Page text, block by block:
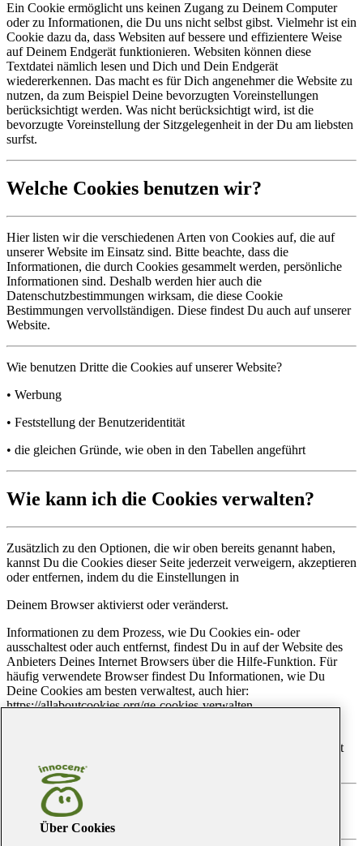
Ein Cookie ermöglicht uns keinen Zugang zu Deinem Computer
oder zu Informationen, die Du uns nicht selbst gibst. Vielmehr ist ein
Cookie dazu da, dass Websiten auf bessere und effizientere Weise
auf Deinem Endgerät funktionieren. Websiten können diese
Textdatei nämlich lesen und Dich und Dein Endgerät
wiedererkennen. Das macht es für Dich angenehmer die Website zu
nutzen, da zum Beispiel Deine bevorzugten Voreinstellungen
berücksichtigt werden. Was nicht berücksichtigt wird, ist die
bevorzugte Voreinstellung der Sitzgelegenheit in der Du am liebsten
surfst.
Welche Cookies benutzen wir?
Hier listen wir die verschiedenen Arten von Cookies auf, die auf
unserer Website im Einsatz sind. Bitte beachte, dass die
Informationen, die durch Cookies gesammelt werden, persönliche
Informationen sind. Deshalb werden hier auch die
Datenschutzbestimmungen wirksam, die diese Cookie
Bestimmungen vervollständigen. Diese findest Du auch auf unserer
Website.
Wie benutzen Dritte die Cookies auf unserer Website?
• Werbung
• Feststellung der Benutzeridentität
• die gleichen Gründe, wie oben in den Tabellen angeführt
Wie kann ich die Cookies verwalten?
Zusätzlich zu den Optionen, die wir oben bereits genannt haben,
kannst Du die Cookies dieser Seite jederzeit verweigern, akzeptieren
oder entfernen, indem du die Einstellungen in
Deinem Browser aktivierst oder veränderst.
Informationen zu dem Prozess, wie Du Cookies ein- oder
ausschaltest oder auch entfernst, findest Du in auf der Website des
Anbieters Deines Internet Browsers über die Hilfe-Funktion. Für
häufig verwendete Browser findest Du Informationen, wie Du
Deine Cookies am besten verwaltest, auch hier:
https://allaboutcookies.org/ge-cookies-verwalten
funktionieren, wie beabsichtigt, wenn Du die Cookies deaktivierst
oder entfernst
Kontaktiere uns.
Über Cookies